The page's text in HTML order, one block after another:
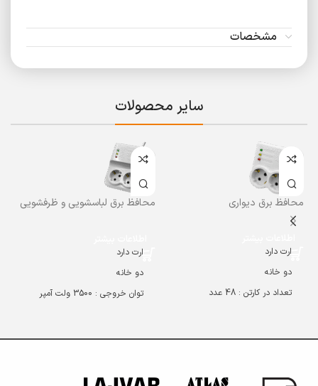
مشخصات
سایر محصولات
محافظ برق دیواری
ارت دارد
دو خانه
تعداد در کارتن : 48 عدد
محافظ برق لباسشویی و ظرفشویی
ارت دارد
دو خانه
توان خروجی : 3500 ولت آمپر